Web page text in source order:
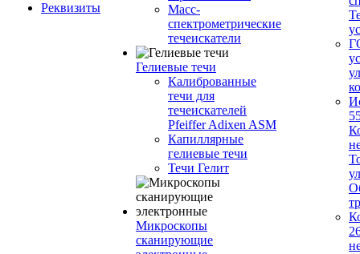
Реквизиты
Масс-
спектрометрические
течеискатели
Гелиевые течи
Калиброванные
течи для
течеискателей
Pfeiffer Adixen ASM
Капиллярные
гелиевые течи
Течи Гелит
Микроскопы
сканирующие